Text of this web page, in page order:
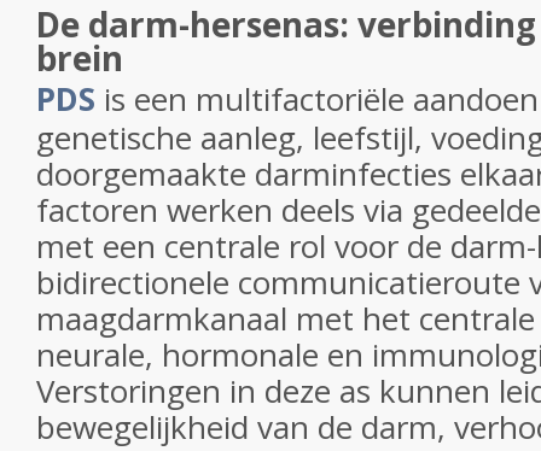
De darm-hersenas:
brein
PDS is een multifactoriële
genetische aanleg, leefstijl,
doorgemaakte darminfecties
factoren werken deels via
met een centrale rol voor de
bidirectionele communicatieroute
maagdarmkanaal met het
neurale, hormonale en
Verstoringen in deze as kunnen
bewegelijkheid van de darm,